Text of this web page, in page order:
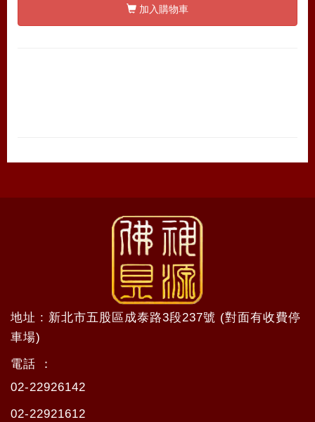
加入購物車
地址 : 新北市五股區成泰路3段237號 (對面有收費停
車場)
電話 ：
02-22926142
02-22921612